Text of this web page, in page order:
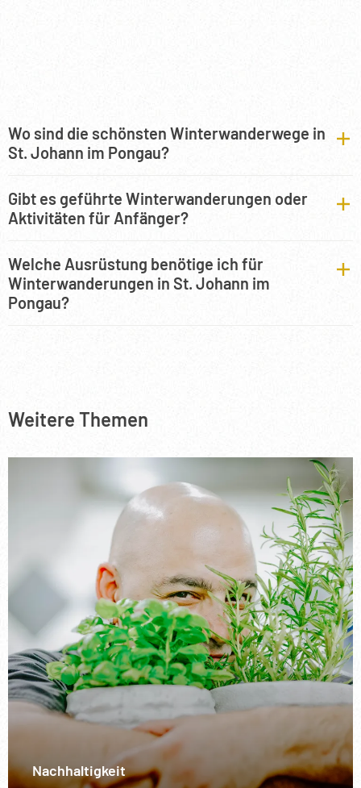
Wo sind die schönsten Winterwanderwege in
St. Johann im Pongau?
Gibt es geführte Winterwanderungen oder
Aktivitäten für Anfänger?
Welche Ausrüstung benötige ich für
Winterwanderungen in St. Johann im
Pongau?
Weitere Themen
Nachhaltigkeit